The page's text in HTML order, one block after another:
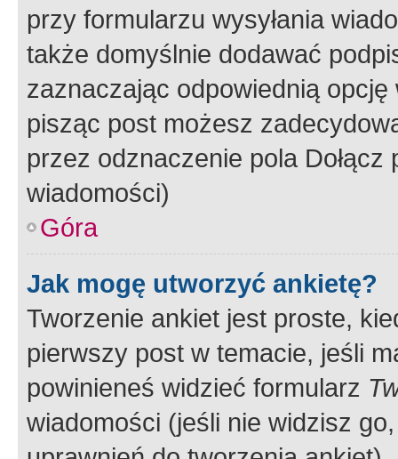
przy formularzu wysyłania
także domyślnie dodawać
zaznaczając odpowiednią
pisząc post możesz
przez odznaczenie pola
wiadomości)
Góra
Jak mogę utworzyć ankietę?
Tworzenie ankiet jest proste,
pierwszy post w temacie, jeśli
powinieneś widzieć formularz
wiadomości (jeśli nie widzisz